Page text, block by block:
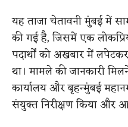
यह ताजा चेतावनी मुंबई में
की गई है, जिसमें एक लोकप्रिय
पदार्थों को अखबार में
था। मामले की जानकारी
कार्यालय और बृहन्मुंबई
संयुक्त निरीक्षण किया और